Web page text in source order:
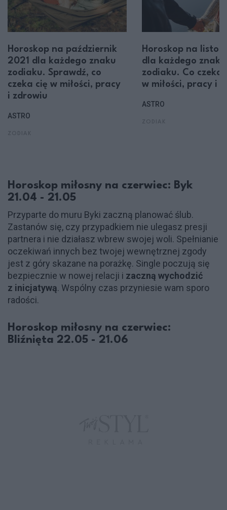
Horoskop na październik
2021 dla każdego znaku
zodiaku. Sprawdź, co
czeka cię w miłości, pracy
i zdrowiu
ASTRO
Horoskop na
dla każdego znaku
zodiaku. Co czeka
w miłości, pracy i
ASTRO
Horoskop miłosny na czerwiec: Byk
21.04 - 21.05
Przyparte do muru Byki zaczną planować ślub.
Zastanów się, czy przypadkiem nie ulegasz presji
partnera i nie działasz wbrew swojej woli. Spełnianie
oczekiwań innych bez twojej wewnętrznej zgody
jest z góry skazane na porażkę. Single poczują się
bezpiecznie w nowej relacji i zaczną wychodzić
z inicjatywą. Wspólny czas przyniesie wam sporo
radości.
Horoskop miłosny na czerwiec:
Bliźnięta 22.05 - 21.06